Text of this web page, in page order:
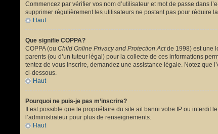
Commencez par vérifier vos nom d’utilisateur et mot de passe dans
supprimer régulièrement les utilisateurs ne postant pas pour réduire
Haut
Que signifie COPPA?
COPPA (ou Child Online Privacy and Protection Actde 1998) est une
parents (ou d’un tuteur légal) pour la collecte de ces informations
tentez de vous inscrire, demandez une assistance légale. Notez que
ci-dessous.
Haut
Pourquoi ne puis-je pas m’inscrire?
Il est possible que le propriétaire du site ait banni votre IP ou
l’administrateur pour plus de renseignements.
Haut